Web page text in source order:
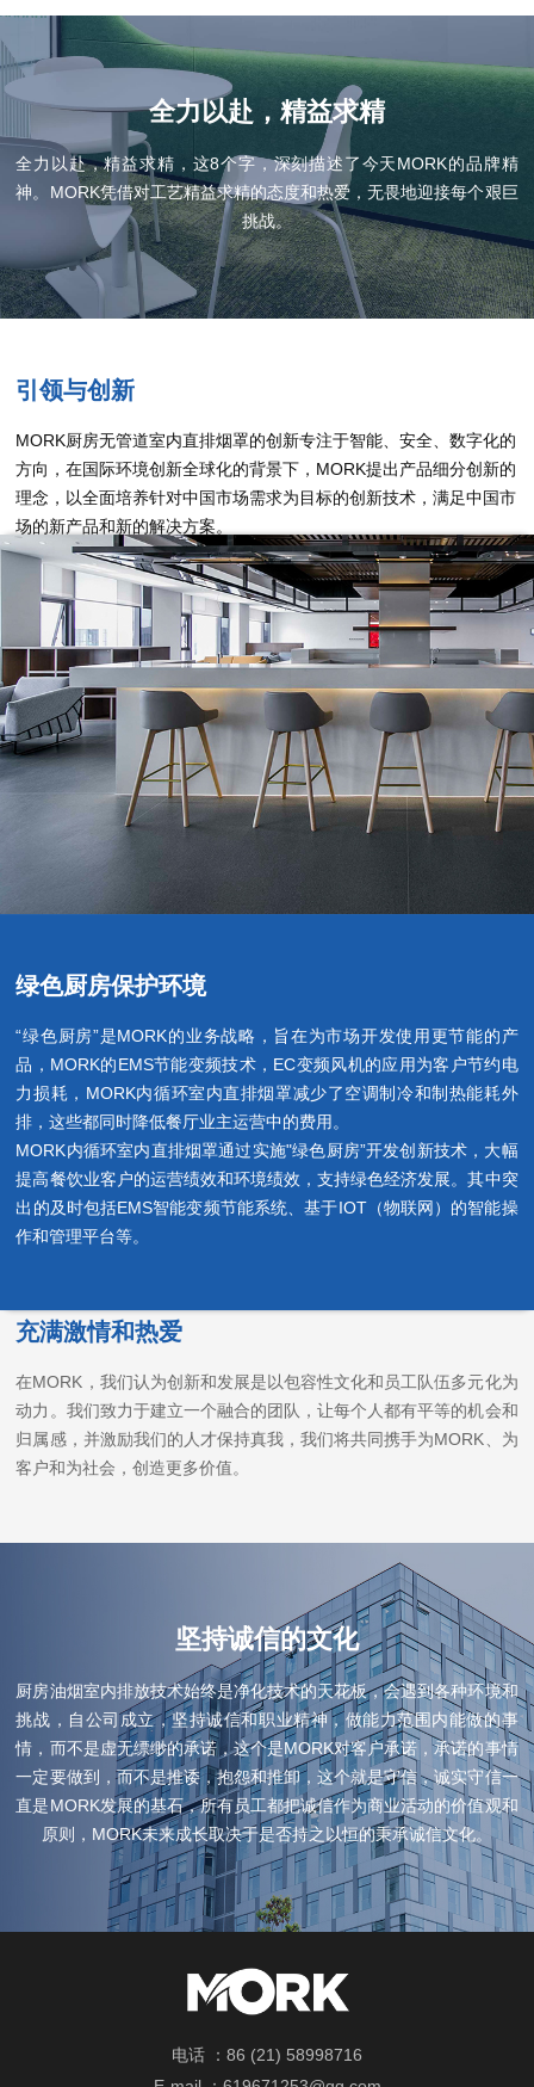
全力以赴，精益求精
全力以赴，精益求精，这8个字，深刻描述了今天MORK的品牌精
神。MORK凭借对工艺精益求精的态度和热爱，无畏地迎接每个艰巨
挑战。
引领与创新
MORK厨房无管道室内直排烟罩的创新专注于智能、安全、数字化的
方向，在国际环境创新全球化的背景下，MORK提出产品细分创新的
理念，以全面培养针对中国市场需求为目标的创新技术，满足中国市
场的新产品和新的解决方案。
绿色厨房保护环境
“绿色厨房”是MORK的业务战略，旨在为市场开发使用更节能的产
品，MORK的EMS节能变频技术，EC变频风机的应用为客户节约电
力损耗，MORK内循环室内直排烟罩减少了空调制冷和制热能耗外
排，这些都同时降低餐厅业主运营中的费用。
MORK内循环室内直排烟罩通过实施"绿色厨房”开发创新技术，大幅
提高餐饮业客户的运营绩效和环境绩效，支持绿色经济发展。其中突
出的及时包括EMS智能变频节能系统、基于IOT（物联网）的智能操
作和管理平台等。
充满激情和热爱
在MORK，我们认为创新和发展是以包容性文化和员工队伍多元化为
动力。我们致力于建立一个融合的团队，让每个人都有平等的机会和
归属感，并激励我们的人才保持真我，我们将共同携手为MORK、为
客户和为社会，创造更多价值。
坚持诚信的文化
厨房油烟室内排放技术始终是净化技术的天花板，会遇到各种环境和
挑战，自公司成立，坚持诚信和职业精神，做能力范围内能做的事
情，而不是虚无缥缈的承诺，这个是MORK对客户承诺，承诺的事情
一定要做到，而不是推诿，抱怨和推卸，这个就是守信，诚实守信一
直是MORK发展的基石，所有员工都把诚信作为商业活动的价值观和
原则，MORK未来成长取决于是否持之以恒的秉承诚信文化。
电话 ：86 (21) 58998716